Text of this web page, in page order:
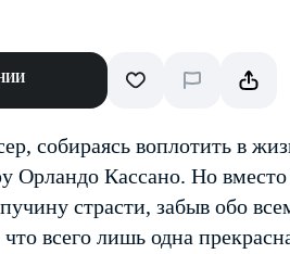
собираясь воплотить в
Кассано. Но вместо
страсти, забыв обо
что всего лишь одна